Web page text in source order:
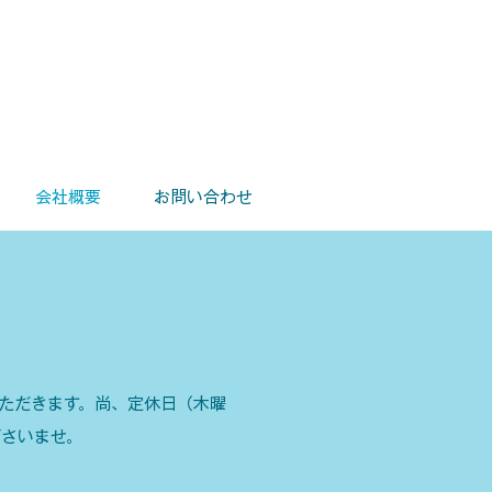
会社概要 お問い合わせ
だきます。尚、定休日（木曜
いませ。